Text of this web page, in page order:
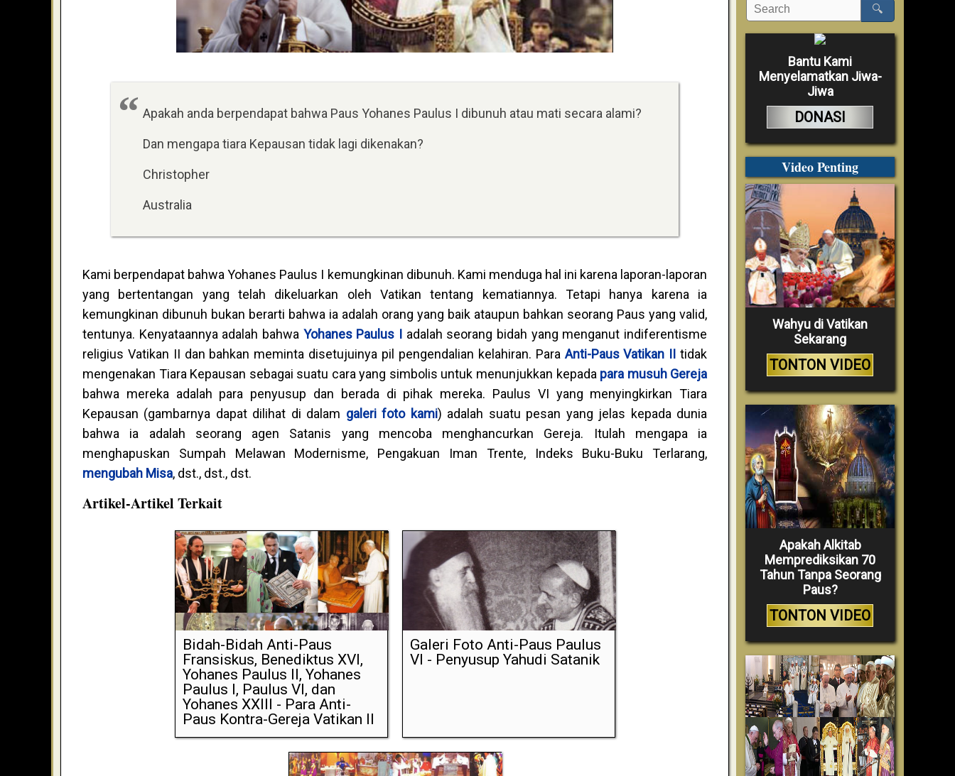
Apakah anda berpendapat bahwa Paus Yohanes Paulus I dibunuh atau mati secara alami?
Dan mengapa tiara Kepausan tidak lagi dikenakan?
Christopher
Australia
Kami berpendapat bahwa Yohanes Paulus I kemungkinan dibunuh. Kami menduga hal ini karena laporan-laporan
yang bertentangan yang telah dikeluarkan oleh Vatikan tentang kematiannya. Tetapi hanya karena ia
kemungkinan dibunuh bukan berarti bahwa ia adalah orang yang baik ataupun bahkan seorang Paus yang valid,
tentunya. Kenyataannya adalah bahwa Yohanes Paulus I adalah seorang bidah yang menganut indiferentisme
religius Vatikan II dan bahkan meminta disetujuinya pil pengendalian kelahiran. ParaAnti-Paus Vatikan II tidak
mengenakan Tiara Kepausan sebagai suatu cara yang simbolis untuk menunjukkan kepada para musuh Gereja
bahwa mereka adalah para penyusup dan berada di pihak mereka. Paulus VI yang menyingkirkan Tiara
Kepausan (gambarnya dapat dilihat di dalam galeri foto kami) adalah suatu pesan yang jelas kepada dunia
bahwa ia adalah seorang agen Satanis yang mencoba menghancurkan Gereja. Itulah mengapa ia
menghapuskan Sumpah Melawan Modernisme, Pengakuan Iman Trente, Indeks Buku-Buku Terlarang,
mengubah Misa, dst., dst., dst.
Artikel-Artikel Terkait
Bidah-Bidah Anti-Paus
Fransiskus, Benediktus XVI,
Yohanes Paulus II, Yohanes
Paulus I, Paulus VI, dan
Yohanes XXIII - Para Anti-
Paus Kontra-Gereja Vatikan II
Galeri Foto Anti-Paus Paulus
VI - Penyusup Yahudi Satanik
🔍
Bantu Kami
Menyelamatkan Jiwa-
Jiwa
DONASI
Video Penting
Wahyu di Vatikan
Sekarang
TONTON VIDEO
Apakah Alkitab
Memprediksikan 70
Tahun Tanpa Seorang
Paus?
TONTON VIDEO